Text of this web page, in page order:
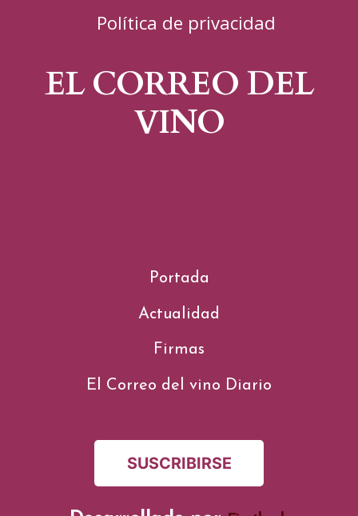
Política de privacidad
EL CORREO DEL
VINO
Portada
Actualidad
Firmas
El Correo del vino Diario
SUSCRIBIRSE